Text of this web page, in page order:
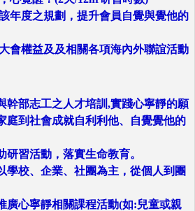
年度之規劃，提升會員自覺與覺他的
會權益及及相關各項海內外聯誼活動
幹部志工之人才培訓,實踐心寧靜的願
庭到社會成就自利利他、自覺覺他的
研習活動，落實生命教育。
學校、企業、社團為主，從個人到團
廣心寧靜相關課程活動(如:兒童或親